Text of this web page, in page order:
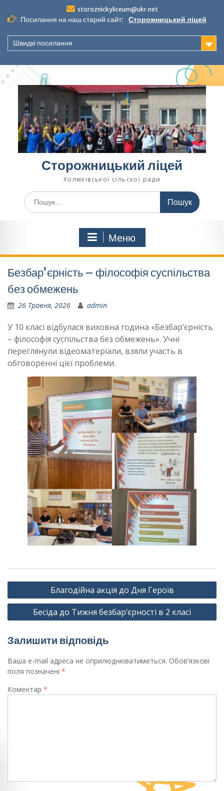
до
вмісту
storoznickyliceum@ukr.net
Посилання на наш старий сайт: Сторожницький ліцей
Швидкі посилання
Сторожницький ліцей
Холмківської сільскої ради
Шукати:
Меню
Безбарʼєрність – філософія суспільства
без обмежень
26 Травня, 2026 admin
У 10 класі відбулася виховна година «Безбарʼєрність
– філософія суспільства без обмежень». Учні
переглянули відеоматеріали, взяли участь в
обговоренні цієї проблеми.
Навігація
записів
Благодійна акція до Дня Героїв
Бесіда до Тижня безбар’єрності в 2 класі
Залишити відповідь
Ваша e-mail адреса не оприлюднюватиметься. Обов’язкові
поля позначені *
Коментар *